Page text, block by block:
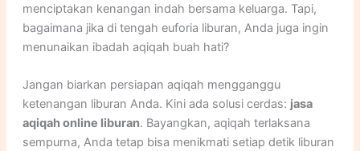
menciptakan kenangan indah bersama keluarga. Tapi,
bagaimana jika di tengah euforia liburan, Anda juga ingin
menunaikan ibadah aqiqah buah hati?
Jangan biarkan persiapan aqiqah mengganggu
ketenangan liburan Anda. Kini ada solusi cerdas: jasa
aqiqah online liburan. Bayangkan, aqiqah terlaksana
sempurna, Anda tetap bisa menikmati setiap detik liburan